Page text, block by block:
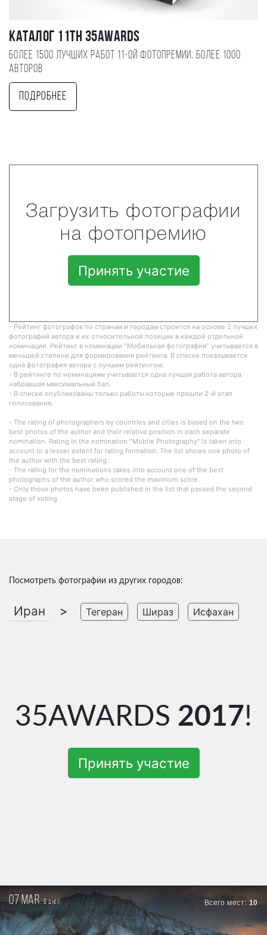
Каталог 11TH 35AWARDS
Более 1500 лучших работ 11-ой фотопремии, более 1000
авторов
Подробнее
Загрузить фотографии
на фотопремию
Принять участие
- Рейтинг фотографов по странам и городам строится на основе 2 лучших
фотографий автора и их относительной позиции в каждой отдельной
номинации. Рейтинг в номинации "Мобильная фотография" учитывается в
меньшей степени для формирования рейтинга. В списке показывается
одна фотография автора с лучшим рейтингом.
- В рейтинге по номинациям учитывается одна лучшая работа автора
набравшая максимальный бал.
- В списке опубликованы только работы которые прошли 2-й этап
голосования.
- The rating of photographers by countries and cities is based on the two
best photos of the author and their relative position in each separate
nomination. Rating in the nomination "Mobile Photography" is taken into
account to a lesser extent for rating formation. The list shows one photo of
the author with the best rating.
- The rating for the nominations takes into account one of the best
photographs of the author who scored the maximum score.
- Only those photos have been published in the list that passed the second
stage of voting.
Посмотреть фотографии из других городов:
Иран > Тегеран Шираз Исфахан
35AWARDS 2017!
Принять участие
07 mar.9дней Всего мест: 10